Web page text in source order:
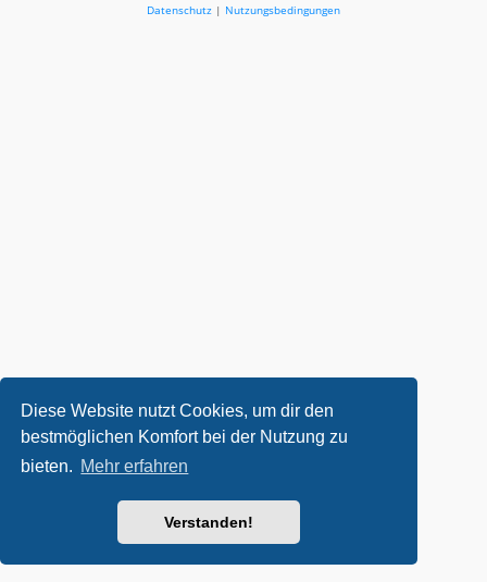
Diese Website nutzt Cookies, um dir den
bestmöglichen Komfort bei der Nutzung zu
bieten. Mehr erfahren
Verstanden!
Datenschutz | Nutzungsbedingungen